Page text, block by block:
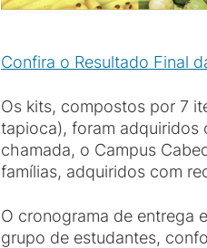
Confira o Resultado Final
Os kits, compostos por 7
tapioca), foram adquiridos
chamada, o Campus
famílias, adquiridos com
O cronograma de entrega
grupo de estudantes,